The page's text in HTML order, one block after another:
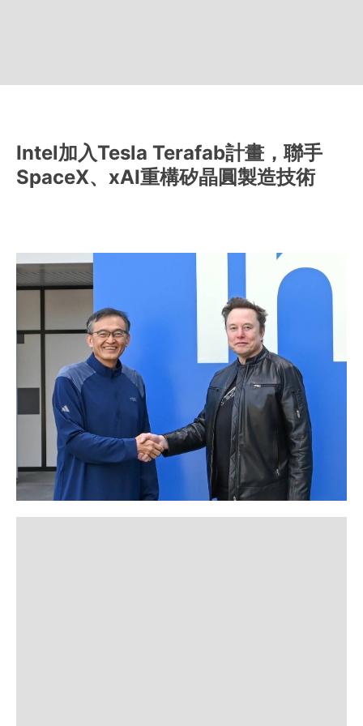
Intel加入Tesla Terafab計畫，聯手
SpaceX、xAI重構矽晶圓製造技術